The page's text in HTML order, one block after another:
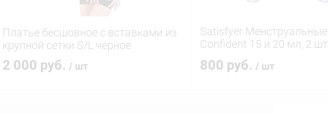
Платье бесшовное с вставками из
крупной сетки S/L черное
2 000 руб. / шт
Satisfyer
Confident 15 и 20 мл, 2
фиолетовый
800 руб. / шт